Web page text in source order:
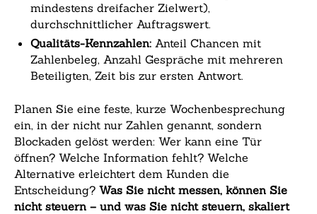
mindestens dreifacher Zielwert),
durchschnittlicher Auftragswert.
Qualitäts-Kennzahlen: Anteil Chancen mit
Zahlenbeleg, Anzahl Gespräche mit mehreren
Beteiligten, Zeit bis zur ersten Antwort.
Planen Sie eine feste, kurze Wochenbesprechung
ein, in der nicht nur Zahlen genannt, sondern
Blockaden gelöst werden: Wer kann eine Tür
öffnen? Welche Information fehlt? Welche
Alternative erleichtert dem Kunden die
Entscheidung? Was Sie nicht messen, können Sie
nicht steuern – und was Sie nicht steuern, skaliert